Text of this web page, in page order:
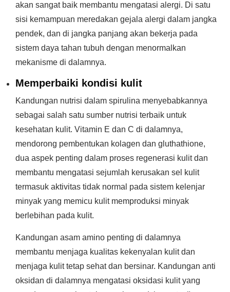
akan sangat baik membantu mengatasi alergi. Di satu
sisi kemampuan meredakan gejala alergi dalam jangka
pendek, dan di jangka panjang akan bekerja pada
sistem daya tahan tubuh dengan menormalkan
mekanisme di dalamnya.
Memperbaiki kondisi kulit
Kandungan nutrisi dalam spirulina menyebabkannya
sebagai salah satu sumber nutrisi terbaik untuk
kesehatan kulit. Vitamin E dan C di dalamnya,
mendorong pembentukan kolagen dan gluthathione,
dua aspek penting dalam proses regenerasi kulit dan
membantu mengatasi sejumlah kerusakan sel kulit
termasuk aktivitas tidak normal pada sistem kelenjar
minyak yang memicu kulit memproduksi minyak
berlebihan pada kulit.
Kandungan asam amino penting di dalamnya
membantu menjaga kualitas kekenyalan kulit dan
menjaga kulit tetap sehat dan bersinar. Kandungan anti
oksidan di dalamnya mengatasi oksidasi kulit yang